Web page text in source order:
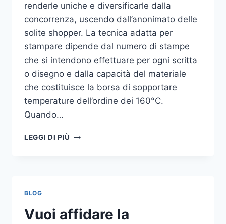
renderle uniche e diversificarle dalla
concorrenza, uscendo dall’anonimato delle
solite shopper. La tecnica adatta per
stampare dipende dal numero di stampe
che si intendono effettuare per ogni scritta
o disegno e dalla capacità del materiale
che costituisce la borsa di sopportare
temperature dell’ordine dei 160°C.
Quando…
LEGGI DI PIÙ COME
BLOG
Vuoi affidare la